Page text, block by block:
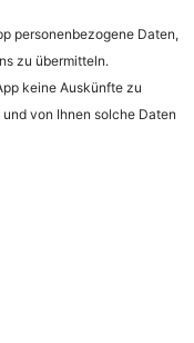
personenbezogene Daten,
zu übermitteln.
keine Auskünfte zu
von Ihnen solche Daten